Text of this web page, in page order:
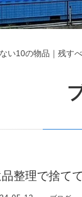
い10の物品｜残す
整理で捨て